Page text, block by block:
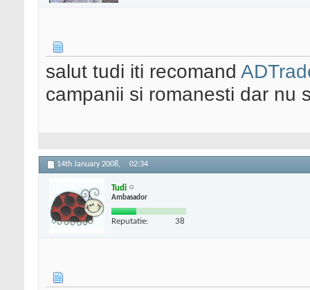
salut tudi iti recomand
campanii si romanesti dar nu
14th January 2008, 02:34
Tudi
Ambasador
Reputatie: 38